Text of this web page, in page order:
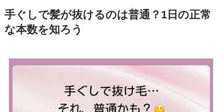
手ぐしで髪が抜けるのは普通？1日の正常
な本数を知ろう